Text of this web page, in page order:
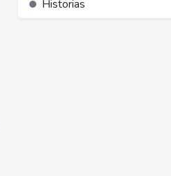
Historias